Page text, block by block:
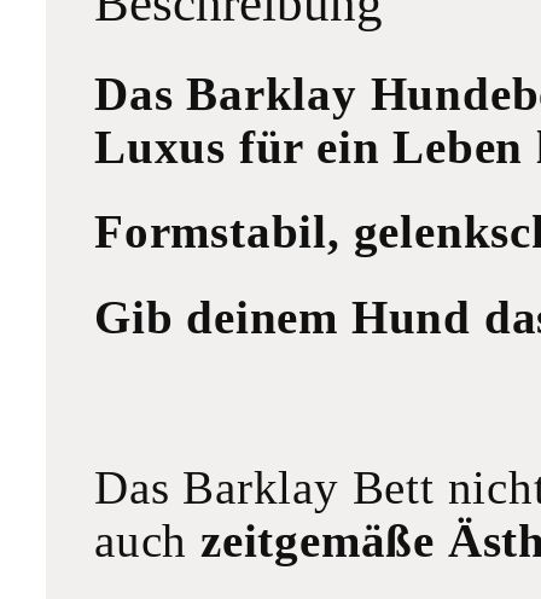
Das Barklay
Luxus für ein Leben
Formstabil,
Gib deinem Hund
Das Barklay Bett
auch zeitgemäße